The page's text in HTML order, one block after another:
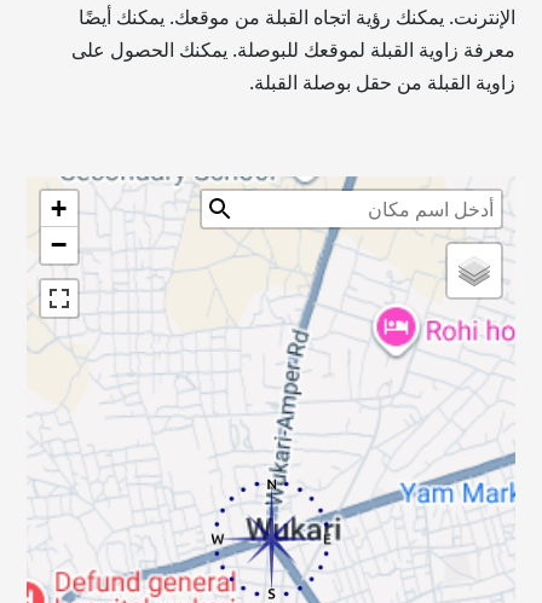
الإنترنت. يمكنك رؤية اتجاه القبلة من موقعك. يمكنك أيضًا
معرفة زاوية القبلة لموقعك للبوصلة. يمكنك الحصول على
زاوية القبلة من حقل بوصلة القبلة.
+
−